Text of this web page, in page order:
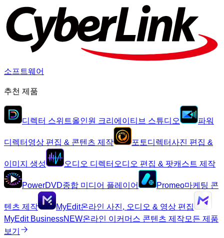
소프트웨어
추천 제품
디렉터 스위트올인원 크리에이티브 스튜디오 파워
디렉터 영상 편집 & 콘텐츠 제작 포토디렉터사진 편집 &
이미지 생성 오디오 디렉터 오디오 편집 & 팟캐스트 제작
PowerDVD종합 미디어 플레이어 Promeo마케팅 콘
텐츠 제작 MyEdit온라인 사진, 오디오 & 영상 편집
MyEdit BusinessNEW온라인 이커머스 콘텐츠 제작모든 제품
보기